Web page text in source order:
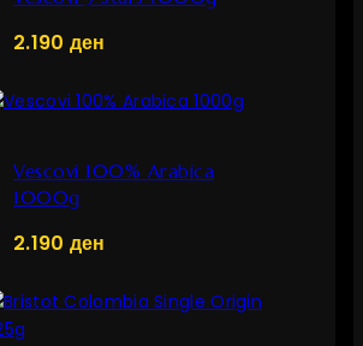
2.190 ден
Vescovi 100% Arabica
1000g
2.190 ден